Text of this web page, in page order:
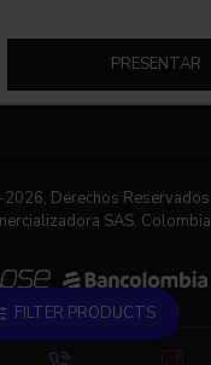
PRESENTAR
Derechos Reservados
SAS. Colombia
FILTER PRODUCTS